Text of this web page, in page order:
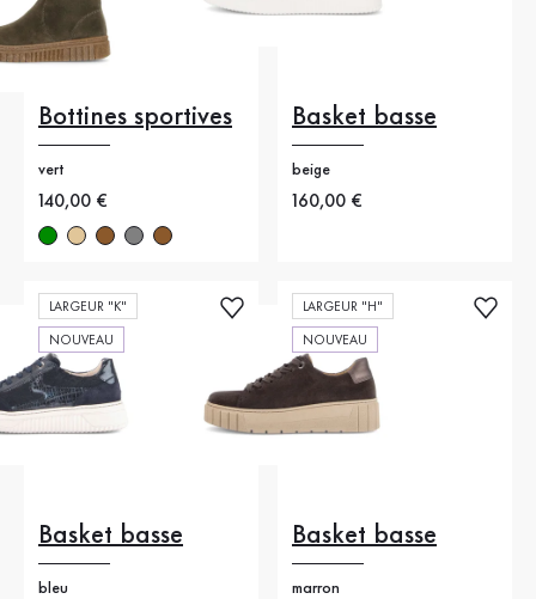
Bottines sportives
vert
Nouveau prix
140,00 €
Basket basse
beige
Nouveau prix
160,00 €
LARGEUR "K"
NOUVEAU
Basket basse
bleu
LARGEUR "H"
NOUVEAU
Basket basse
marron